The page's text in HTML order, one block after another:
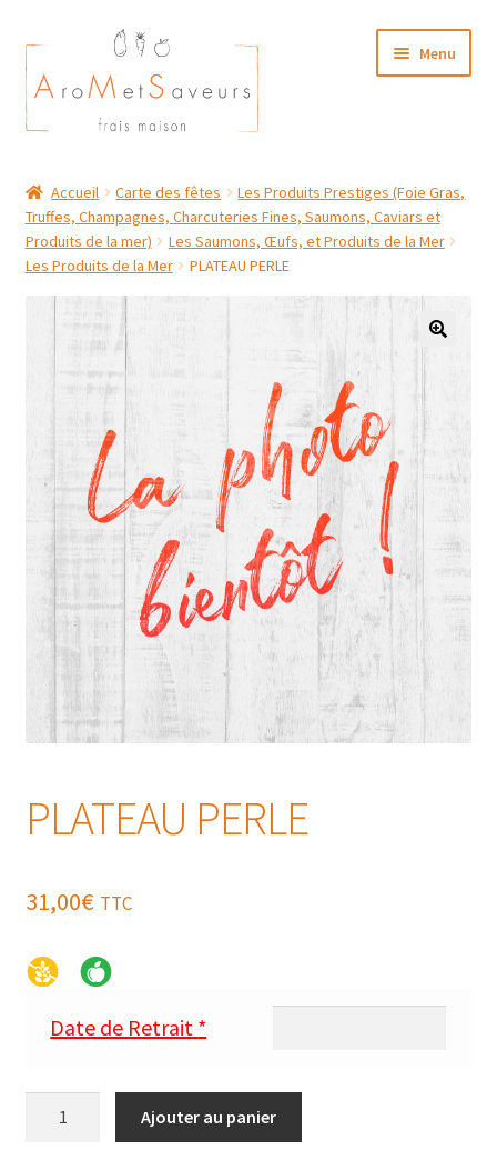
Aller
à
la
navigation
Aller
au
contenu
Menu
Plat du Jour/ Menu Week end
NOS BOUTIQUES
MON COMPTE
Accueil Carte des fêtes
Les Produits Prestiges (Foie Gras,
Truffes, Champagnes, Charcuteries Fines, Saumons, Caviars et
Produits de la mer)
Les Saumons, Œufs, et Produits de la Mer
Les Produits de la Mer
PLATEAU PERLE
PLATEAU PERLE
31,00€ TTC
Date de Retrait *
Ajouter au panier